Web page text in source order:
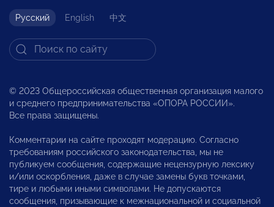
Русский English 中文
© 2023 Общероссийская общественная организация малого
и среднего предпринимательства «ОПОРА РОССИИ».
Все права защищены.
Комментарии на сайте проходят модерацию. Согласно
требованиям российского законодательства, мы не
публикуем сообщения, содержащие нецензурную лексику
и/или оскорбления, даже в случае замены букв точками,
тире и любыми иными символами. Не допускаются
сообщения, призывающие к межнациональной и социальной